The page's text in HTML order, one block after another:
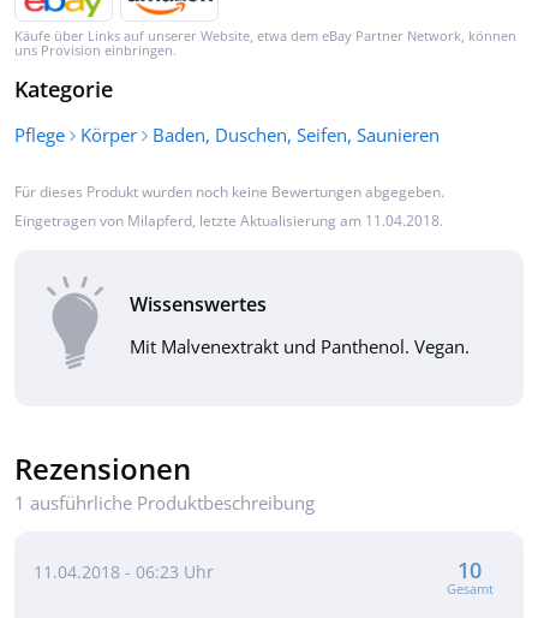
Käufe über Links auf unserer Website, etwa dem eBay Partner Network, können
uns Provision einbringen.
Kategorie
Pflege Körper Baden, Duschen, Seifen, Saunieren
Für dieses Produkt wurden noch keine Bewertungen abgegeben.
Eingetragen von Milapferd, letzte Aktualisierung am 11.04.2018.
Wissenswertes
Mit Malvenextrakt und Panthenol. Vegan.
Rezensionen
1 ausführliche Produktbeschreibung
11.04.2018 - 06:23 Uhr 10
Gesamt